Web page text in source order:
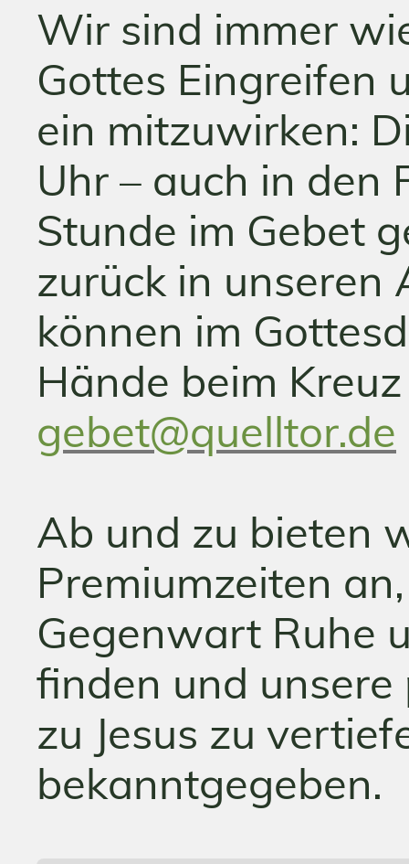
Wir sind immer
Gottes Eingreifen
ein mitzuwirken:
Uhr – auch in den
Stunde im Gebet
zurück in unseren
können im
Hände beim
gebet@quelltor.de
Ab und zu bieten
Premiumzeiten
Gegenwart Ruhe
finden und
zu Jesus zu
bekanntgegeben.